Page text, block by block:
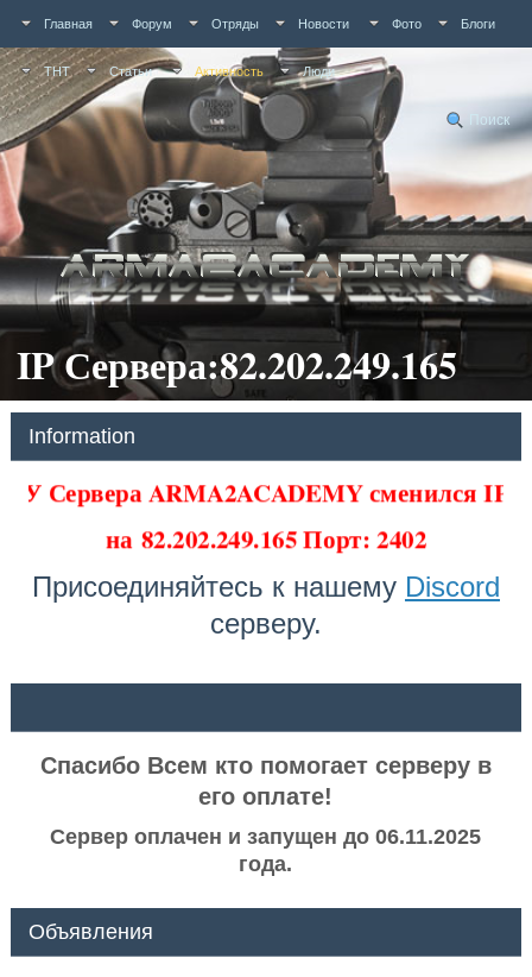
Главная Форум Отряды Новости Фото Блоги
ТНТ Статьи Активность Люди
Поиск
IP Сервера:82.202.249.165
Information
У Сервера ARMA2ACADEMY сменился IP
на82.202.249.165 Порт: 2402
Присоединяйтесь к нашему Discord
серверу.
Спасибо Всем кто помогает серверу в
его оплате!
Сервер оплачен и запущен до 06.11.2025
года.
Объявления